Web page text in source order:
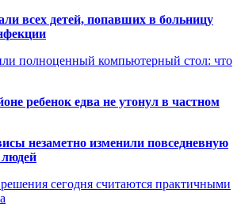
всех детей, попавших в больницу
полноценный компьютерный стол: что
ребенок едва не утонул в частном
незаметно изменили повседневную
сегодня считаются практичными